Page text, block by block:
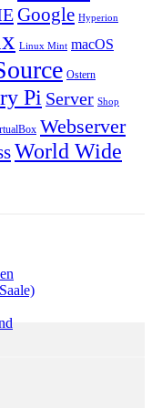
Google Hyperion
Linux Mint macOS
Ostern
Pi Server Shop
Webserver
World Wide